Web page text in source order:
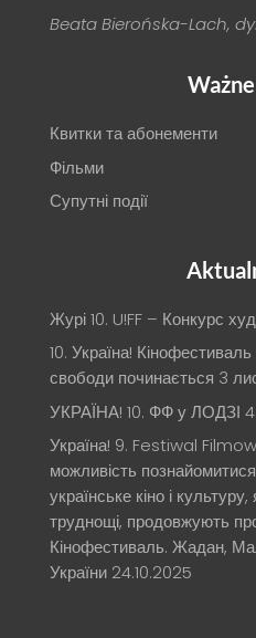
Beata Bierońska-Lach,
Квитки та абонементи
Фільми
Супутні події
Журі 10. U!FF – Конкурс
10. Україна!
свободи починається 3
УКРАЇНА! 10. ФФ у ЛОДЗІ
Україна! 9. Festiwal
можливість
українське кіно і
труднощі, продовжують
Кінофестиваль. Жадан,
України 24.10.2025